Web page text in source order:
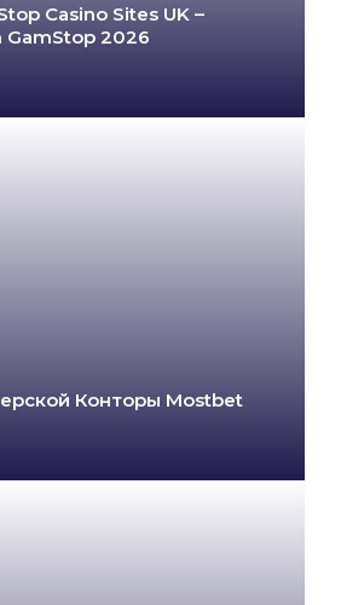
Casino Sites UK –
GamStop 2026
Конторы Mostbet